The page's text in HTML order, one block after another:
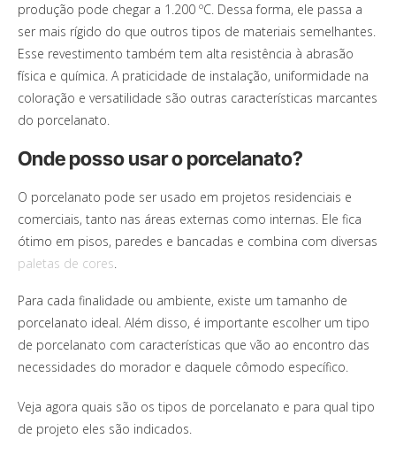
produção pode chegar a 1.200 ºC. Dessa forma, ele passa a
ser mais rígido do que outros tipos de materiais semelhantes.
Esse revestimento também tem alta resistência à abrasão
física e química. A praticidade de instalação, uniformidade na
coloração e versatilidade são outras características marcantes
do porcelanato.
Onde posso usar o porcelanato?
O porcelanato pode ser usado em projetos residenciais e
comerciais, tanto nas áreas externas como internas. Ele fica
ótimo em pisos, paredes e bancadas e combina com diversas
paletas de cores.
Para cada finalidade ou ambiente, existe um tamanho de
porcelanato ideal. Além disso, é importante escolher um tipo
de porcelanato com características que vão ao encontro das
necessidades do morador e daquele cômodo específico.
Veja agora quais são os tipos de porcelanato e para qual tipo
de projeto eles são indicados.